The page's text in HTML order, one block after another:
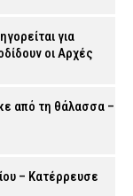
για
οι Αρχές
από τη θάλασσα –
– Κατέρρευσε